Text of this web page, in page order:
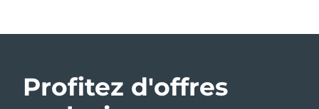
Profitez d'offres